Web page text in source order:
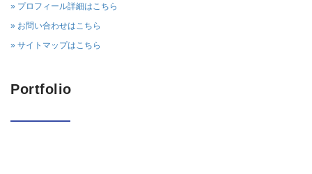
» プロフィール詳細はこちら
» お問い合わせはこちら
» サイトマップはこちら
Portfolio